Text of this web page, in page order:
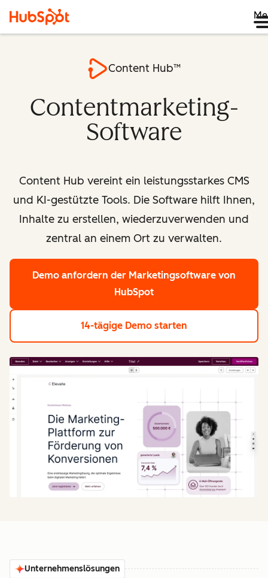
Content Hub™
Contentmarketing-
Software
Content Hub vereint ein leistungsstarkes CMS
und KI-gestützte Tools. Die Software hilft Ihnen,
Inhalte zu erstellen, wiederzuverwenden und
zentral an einem Ort zu verwalten.
Demo anfordern der Marketingsoftware von
HubSpot
14-tägige Demo starten
Unternehmenslösungen